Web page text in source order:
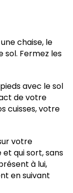
chaise, le
sol. Fermez les
avec le sol
de votre
cuisses, votre
votre
et qui sort, sans
à lui,
en suivant